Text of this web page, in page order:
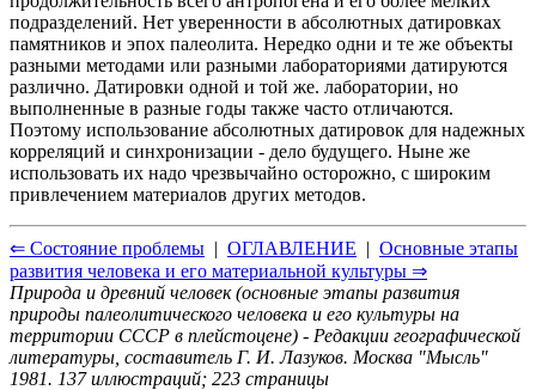
подразделений. Нет уверенности в абсолютных датировках
памятников и эпох палеолита. Нередко одни и те же объекты
разными методами или разными лабораториями датируются
различно. Датировки одной и той же. лаборатории, но
выполненные в разные годы также часто отличаются.
Поэтому использование абсолютных датировок для надежных
корреляций и синхронизации - дело будущего. Ныне же
использовать их надо чрезвычайно осторожно, с широким
привлечением материалов других методов.
⇐ Состояние проблемы | ОГЛАВЛЕНИЕ | Основные этапы
развития человека и его материальной культуры ⇒
Природа и древний человек (основные этапы развития
природы палеолитического человека и его культуры на
территории СССР в плейстоцене) - Редакции географической
литературы, составитель Г. И. Лазуков. Москва "Мысль"
1981. 137 иллюстраций; 223 страницы